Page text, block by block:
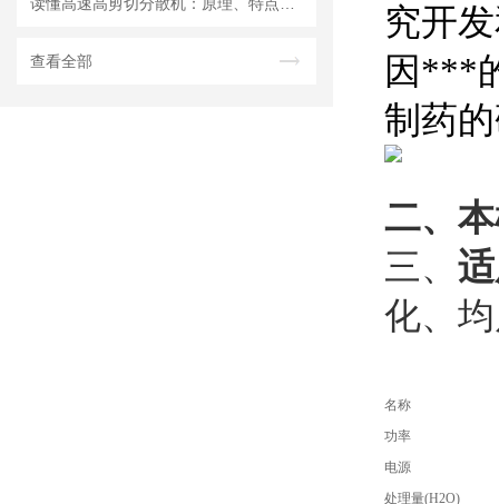
查看全部
究开
因***
制药
二、
三、
化、
名称
功率
电源
处理量(H2O)